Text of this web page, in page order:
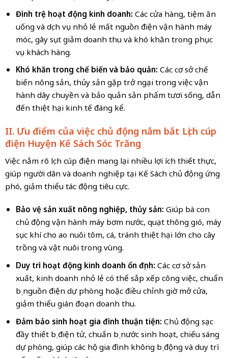
Đình trệ hoạt động kinh doanh: Các cửa hàng, tiệm ăn
uống và dịch vụ nhỏ lẻ mất nguồn điện vận hành máy
móc, gây sụt giảm doanh thu và khó khăn trong phục
vụ khách hàng.
Khó khăn trong chế biến và bảo quản: Các cơ sở chế
biến nông sản, thủy sản gặp trở ngại trong việc vận
hành dây chuyền và bảo quản sản phẩm tươi sống, dẫn
đến thiệt hại kinh tế đáng kể.
II. Ưu điểm của việc chủ động nắm bắt Lịch cúp
điện Huyện Kế Sách Sóc Trăng
Việc nắm rõ lịch cúp điện mang lại nhiều lợi ích thiết thực,
giúp người dân và doanh nghiệp tại Kế Sách chủ động ứng
phó, giảm thiểu tác động tiêu cực.
Bảo vệ sản xuất nông nghiệp, thủy sản: Giúp bà con
chủ động vận hành máy bơm nước, quạt thông gió, máy
sục khí cho ao nuôi tôm, cá, tránh thiệt hại lớn cho cây
trồng và vật nuôi trong vùng.
Duy trì hoạt động kinh doanh ổn định: Các cơ sở sản
xuất, kinh doanh nhỏ lẻ có thể sắp xếp công việc, chuẩn
bị nguồn điện dự phòng hoặc điều chỉnh giờ mở cửa,
giảm thiểu gián đoạn doanh thu.
Đảm bảo sinh hoạt gia đình thuận tiện: Chủ động sạc
đầy thiết bị điện tử, chuẩn bị nước sinh hoạt, chiếu sáng
dự phòng, giúp các hộ gia đình không bị động và duy trì